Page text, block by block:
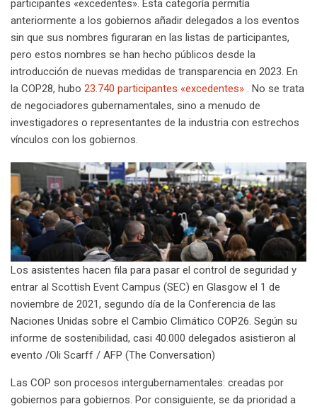
participantes «excedentes». Esta categoría permitía
anteriormente a los gobiernos añadir delegados a los eventos
sin que sus nombres figuraran en las listas de participantes,
pero estos nombres se han hecho públicos desde la
introducción de nuevas medidas de transparencia en 2023. En
la COP28, hubo 23.740 participantes «excedentes» . No se trata
de negociadores gubernamentales, sino a menudo de
investigadores o representantes de la industria con estrechos
vínculos con los gobiernos.
Los asistentes hacen fila para pasar el control de seguridad y
entrar al Scottish Event Campus (SEC) en Glasgow el 1 de
noviembre de 2021, segundo día de la Conferencia de las
Naciones Unidas sobre el Cambio Climático COP26. Según su
informe de sostenibilidad, casi 40.000 delegados asistieron al
evento /Oli Scarff / AFP (The Conversation)
Las COP son procesos intergubernamentales: creadas por
gobiernos para gobiernos. Por consiguiente, se da prioridad a